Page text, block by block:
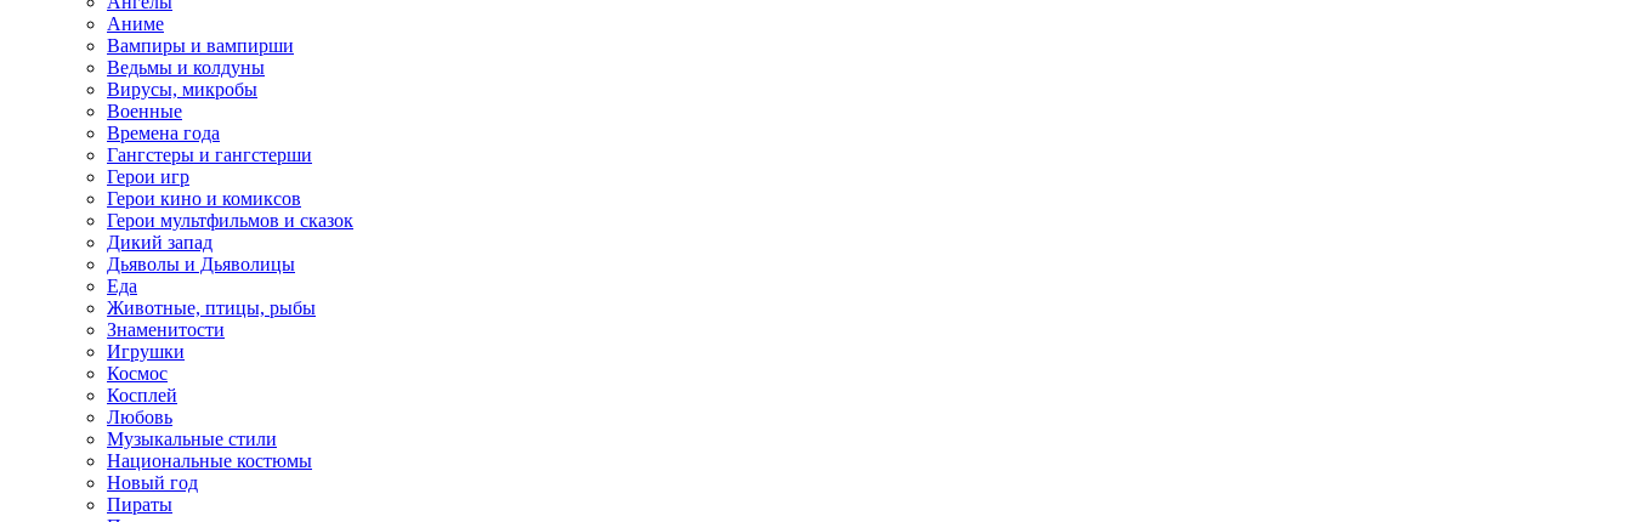
Аниме
Вампиры и вампирши
Ведьмы и колдуны
Вирусы, микробы
Военные
Времена года
Гангстеры и гангстерши
Герои игр
Герои кино и комиксов
Герои мультфильмов и сказок
Дикий запад
Дьяволы и Дьяволицы
Еда
Животные, птицы, рыбы
Знаменитости
Игрушки
Космос
Косплей
Любовь
Музыкальные стили
Национальные костюмы
Новый год
Пираты